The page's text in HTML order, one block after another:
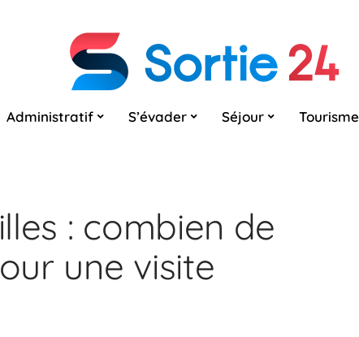
Administratif S’évader Séjour Tourisme
: combien de
une visite